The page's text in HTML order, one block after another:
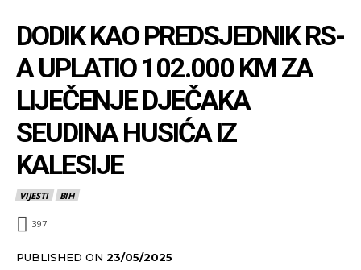
DODIK KAO PREDSJEDNIK RS-
A UPLATIO 102.000 KM ZA
LIJEČENJE DJEČAKA
SEUDINA HUSIĆA IZ
KALESIJE
VIJESTI BIH
397
PUBLISHED ON 23/05/2025